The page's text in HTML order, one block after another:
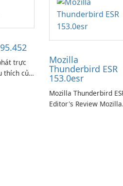
trực
thích của
Mozilla
Thunderbird ESR
153.0esr
Mozilla Thunderbird
Editor's Review Mozilla